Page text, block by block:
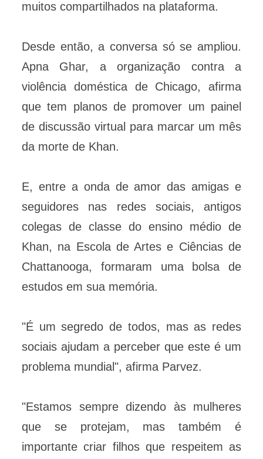
muitos compartilhados na plataforma.
Desde então, a conversa só se ampliou.
Apna Ghar, a organização contra a
violência doméstica de Chicago, afirma
que tem planos de promover um painel
de discussão virtual para marcar um mês
da morte de Khan.
E, entre a onda de amor das amigas e
seguidores nas redes sociais, antigos
colegas de classe do ensino médio de
Khan, na Escola de Artes e Ciências de
Chattanooga, formaram uma bolsa de
estudos em sua memória.
"É um segredo de todos, mas as redes
sociais ajudam a perceber que este é um
problema mundial", afirma Parvez.
"Estamos sempre dizendo às mulheres
que se protejam, mas também é
importante criar filhos que respeitem as